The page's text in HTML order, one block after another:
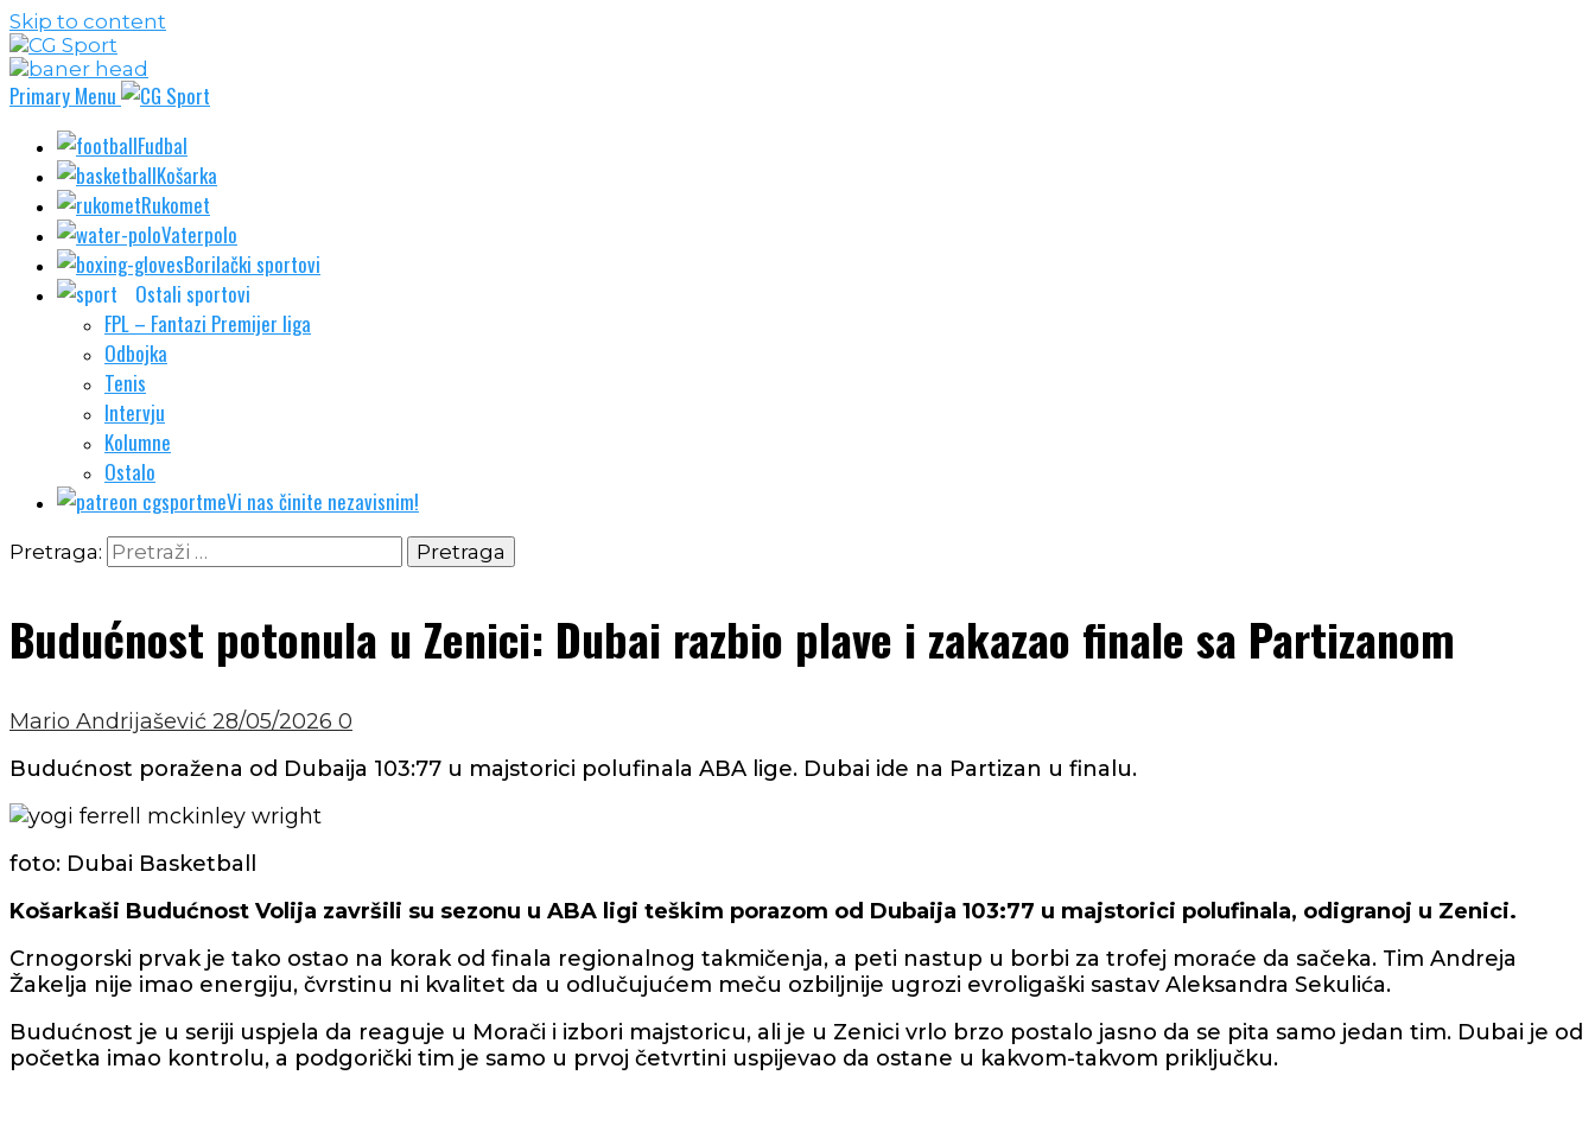
Skip to content
Primary Menu
Fudbal
Košarka
Rukomet
Vaterpolo
Borilački sportovi
Ostali sportovi
FPL – Fantazi Premijer liga
Odbojka
Tenis
Intervju
Kolumne
Ostalo
Vi nas činite nezavisnim!
Pretraga:
Budućnost potonula u Zenici: Dubai razbio plave i zakazao finale sa Partizanom
Mario Andrijašević 28/05/2026 0
Budućnost poražena od Dubaija 103:77 u majstorici polufinala ABA lige. Dubai ide na Partizan u finalu.
foto: Dubai Basketball
Košarkaši Budućnost Volija završili su sezonu u ABA ligi teškim porazom od Dubaija 103:77 u majstorici polufinala, odigranoj u Zenici.
Crnogorski prvak je tako ostao na korak od finala regionalnog takmičenja, a peti nastup u borbi za trofej moraće da sačeka. Tim Andreja
Žakelja nije imao energiju, čvrstinu ni kvalitet da u odlučujućem meču ozbiljnije ugrozi evroligaški sastav Aleksandra Sekulića.
Budućnost je u seriji uspjela da reaguje u Morači i izbori majstoricu, ali je u Zenici vrlo brzo postalo jasno da se pita samo jedan tim. Dubai je od
početka imao kontrolu, a podgorički tim je samo u prvoj četvrtini uspijevao da ostane u kakvom-takvom priključku.